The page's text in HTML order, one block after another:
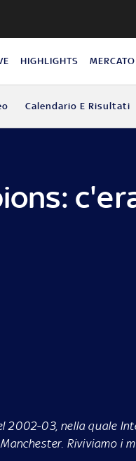
HIGHLIGHTS MERCATO
Calendario E Risultati
2002-03, nella quale
Riviviamo i